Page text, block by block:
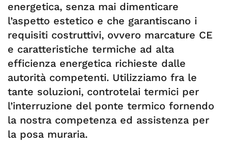
energetica, senza mai dimenticare
l’aspetto estetico e che garantiscano i
requisiti costruttivi, ovvero marcature CE
e caratteristiche termiche ad alta
efficienza energetica richieste dalle
autorità competenti. Utilizziamo fra le
tante soluzioni, controtelai termici per
l’interruzione del ponte termico fornendo
la nostra competenza ed assistenza per
la posa muraria.